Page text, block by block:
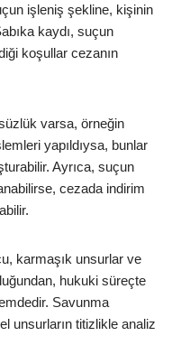
işleniş şekline, kişinin
kaydı, suçun
koşullar cezanın
varsa, örneğin
yapıldıysa, bunlar
Ayrıca, suçun
cezada indirim
karmaşık unsurlar ve
hukuki süreçte
Savunma
unsurların titizlikle analiz